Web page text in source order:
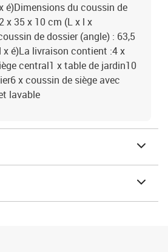
é)Dimensions du coussin de
x 35 x 10 cm (L x l x
de dossier (angle) : 63,5
x é)La livraison contient :4 x
central1 x table de jardin10
x coussin de siège avec
lavable